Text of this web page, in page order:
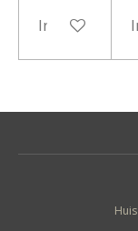
In